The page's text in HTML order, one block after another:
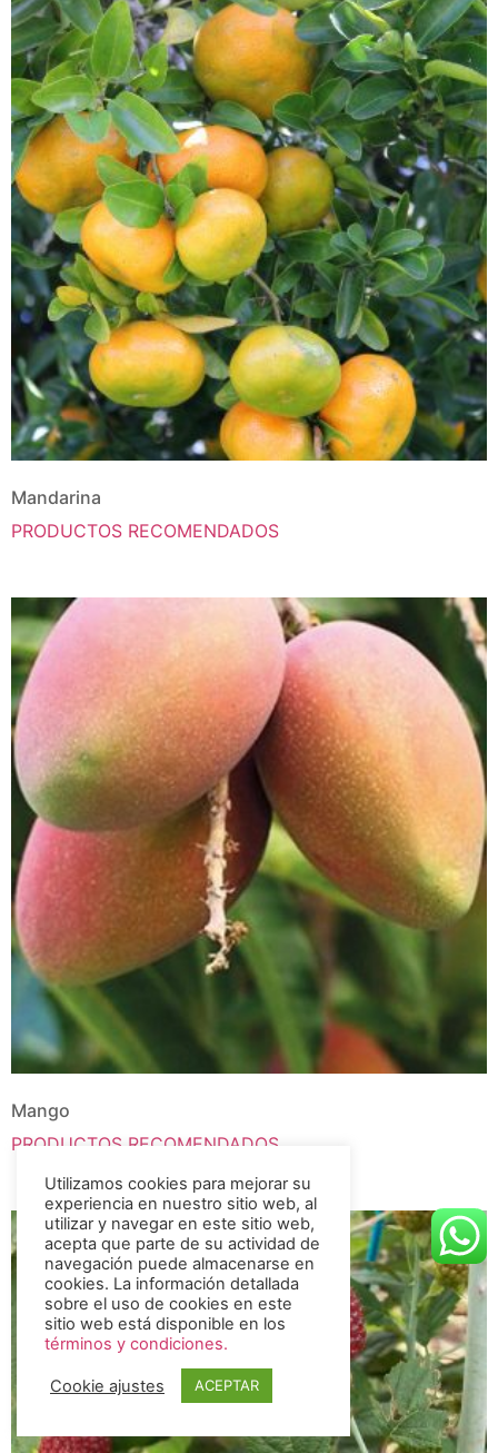
Mandarina
PRODUCTOS RECOMENDADOS
Mango
PRODUCTOS RECOMENDADOS
Utilizamos cookies para mejorar su
experiencia en nuestro sitio web, al
utilizar y navegar en este sitio web,
acepta que parte de su actividad de
navegación puede almacenarse en
cookies. La información detallada
sobre el uso de cookies en este
sitio web está disponible en los
términos y condiciones.
Cookie ajustes ACEPTAR